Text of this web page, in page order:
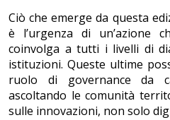
Ciò che emerge da questa
è l’urgenza di un’azione
coinvolga a tutti i livelli di
istituzioni. Queste ultime
ruolo di governance da
ascoltando le comunità
sulle innovazioni, non solo